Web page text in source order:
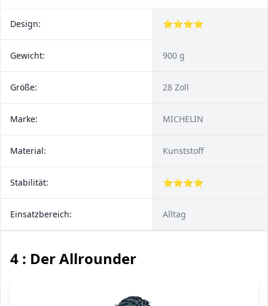
Design: ⭐⭐⭐⭐
Gewicht: 900 g
Größe: 28 Zoll
Marke: MICHELIN
Material: Kunststoff
Stabilität: ⭐⭐⭐⭐
Einsatzbereich: Alltag
4 : Der Allrounder